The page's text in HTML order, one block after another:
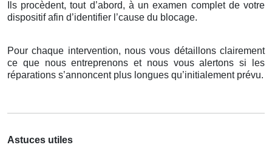
Ils procèdent, tout d’abord, à un examen complet de votre
dispositif afin d’identifier l’cause du blocage.
Pour chaque intervention, nous vous détaillons clairement
ce que nous entreprenons et nous vous alertons si les
réparations s’annoncent plus longues qu’initialement prévu.
Astuces utiles